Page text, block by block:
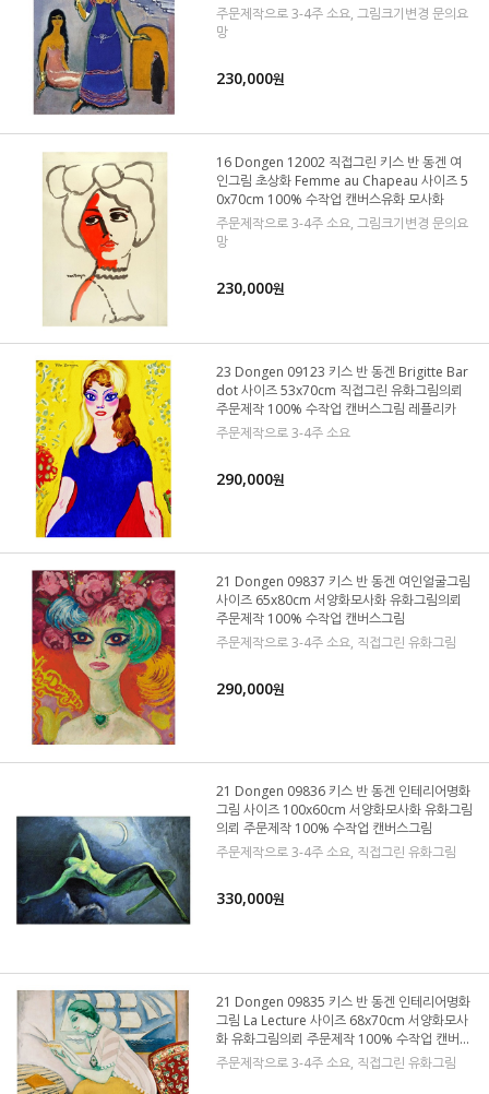
주문제작으로 3-4주 소요, 그림크기변경 문의요
망
230,000원
16 Dongen 12002 직접그린 키스 반 동겐 여
인그림 초상화 Femme au Chapeau 사이즈 5
0x70cm 100% 수작업 캔버스유화 모사화
주문제작으로 3-4주 소요, 그림크기변경 문의요
망
230,000원
23 Dongen 09123 키스 반 동겐 Brigitte Bar
dot 사이즈 53x70cm 직접그린 유화그림의뢰
주문제작 100% 수작업 캔버스그림 레플리카
주문제작으로 3-4주 소요
290,000원
21 Dongen 09837 키스 반 동겐 여인얼굴그림
사이즈 65x80cm 서양화모사화 유화그림의뢰
주문제작 100% 수작업 캔버스그림
주문제작으로 3-4주 소요, 직접그린 유화그림
290,000원
21 Dongen 09836 키스 반 동겐 인테리어명화
그림 사이즈 100x60cm 서양화모사화 유화그림
의뢰 주문제작 100% 수작업 캔버스그림
주문제작으로 3-4주 소요, 직접그린 유화그림
330,000원
21 Dongen 09835 키스 반 동겐 인테리어명화
그림 La Lecture 사이즈 68x70cm 서양화모사
화 유화그림의뢰 주문제작 100% 수작업 캔버스
그림
주문제작으로 3-4주 소요, 직접그린 유화그림